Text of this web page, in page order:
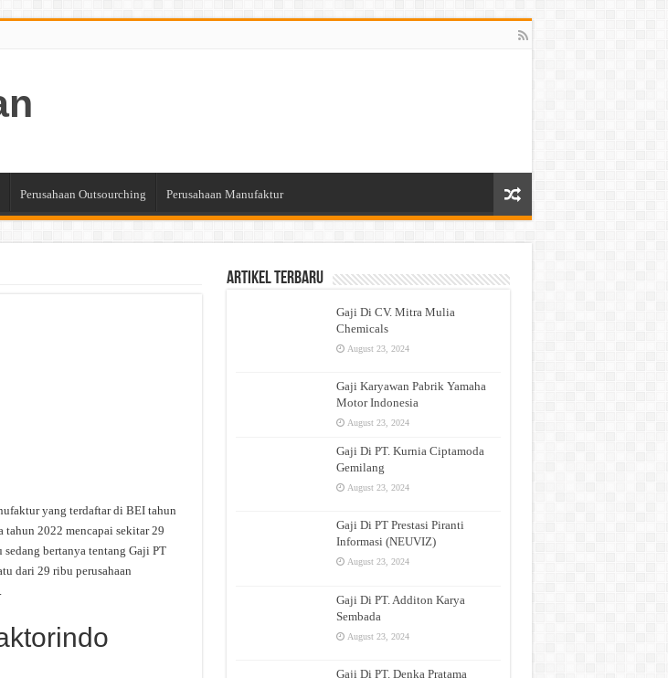
Perusahaan Outsourching Perusahaan Manufaktur
yang terdaftar di BEI tahun
tahun 2022 mencapai sekitar 29
sedang bertanya tentang Gaji PT
dari 29 ribu perusahaan
Artikel Terbaru
Gaji Di CV. Mitra Mulia
Chemicals
August 23, 2024
Gaji Karyawan Pabrik Yamaha
Motor Indonesia
August 23, 2024
Gaji Di PT. Kurnia Ciptamoda
Gemilang
August 23, 2024
Gaji Di PT Prestasi Piranti
Informasi (NEUVIZ)
August 23, 2024
Gaji Di PT. Additon Karya
Sembada
August 23, 2024
Gaji Di PT. Denka Pratama